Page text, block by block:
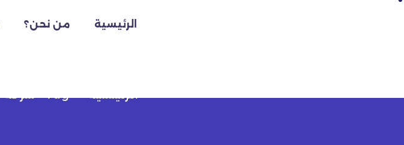
الرئيسية من نحن؟
الرئيسية Tag "شركة تصوير مؤتمرات بالرياض"